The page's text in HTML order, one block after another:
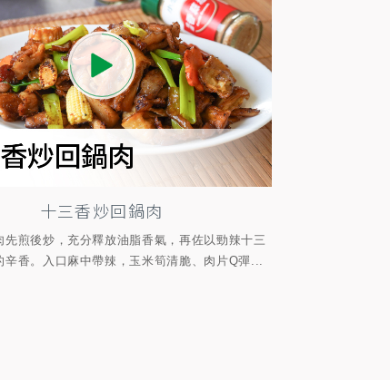
十三香炒回鍋肉
先煎後炒，充分釋放油脂香氣，再佐以勁辣十三
辛香。入口麻中帶辣，玉米筍清脆、肉片Q彈...